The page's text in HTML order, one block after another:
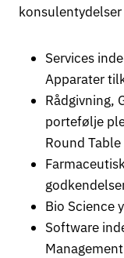
konsulentydelser
Services
Apparater
Rådgivning,
portefølje
Round Table
Bio Science
Software